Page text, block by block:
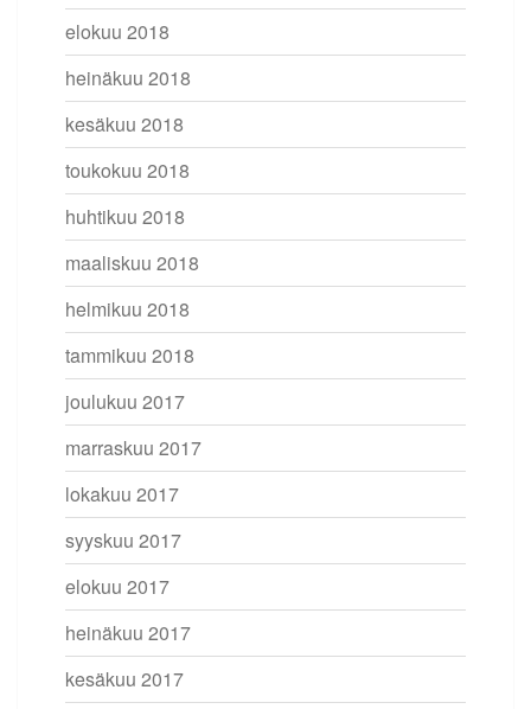
elokuu 2018
heinäkuu 2018
kesäkuu 2018
toukokuu 2018
huhtikuu 2018
maaliskuu 2018
helmikuu 2018
tammikuu 2018
joulukuu 2017
marraskuu 2017
lokakuu 2017
syyskuu 2017
elokuu 2017
heinäkuu 2017
kesäkuu 2017